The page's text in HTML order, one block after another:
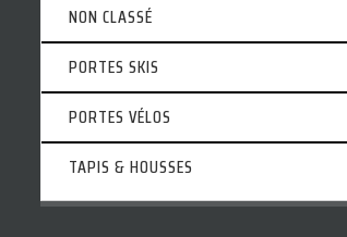
NON CLASSÉ
PORTES SKIS
PORTES VÉLOS
TAPIS & HOUSSES